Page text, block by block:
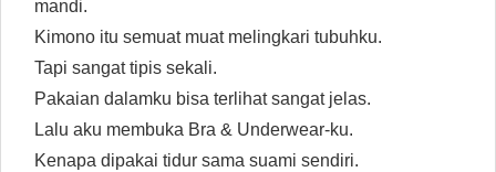
mandi.
Kimono itu semuat muat melingkari tubuhku.
Tapi sangat tipis sekali.
Pakaian dalamku bisa terlihat sangat jelas.
Lalu aku membuka Bra & Underwear-ku.
Kenapa dipakai tidur sama suami sendiri.